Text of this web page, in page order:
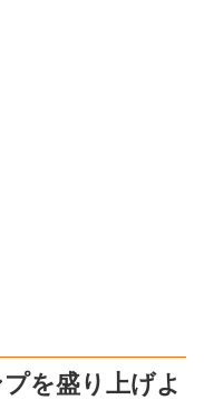
を盛り上げよ